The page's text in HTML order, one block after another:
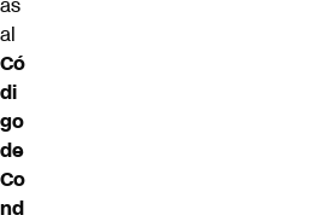
al
Có
di
go
de
Co
nd